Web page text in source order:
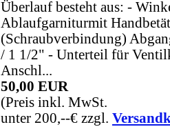
Überlauf besteht aus: -
Ablaufgarniturmit
(Schraubverbindung)
/ 1 1/2" - Unterteil für
Anschl...
50,00 EUR
(Preis inkl. MwSt.
unter 200,--€ zzgl.